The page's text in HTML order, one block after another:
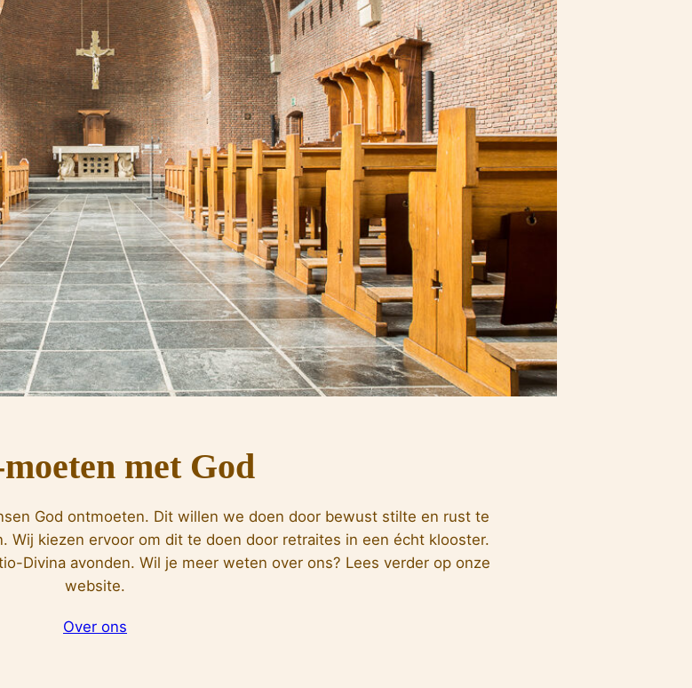
met God
God ontmoeten. Dit willen we doen door bewust stilte en rust te
Wij kiezen ervoor om dit te doen door retraites in een écht klooster.
Divina avonden. Wil je meer weten over ons? Lees verder op onze
website.
Over ons